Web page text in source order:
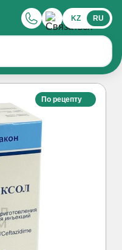
KZ RU
По рецепту